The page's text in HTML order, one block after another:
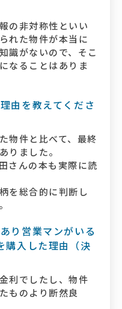
の非対称性といい
れた物件が本当に
識がないので、そこ
なることはありま
由を教えてくださ
物件と比べて、最終
りました。
さんの本も実際に読
を総合的に判断し
り営業マンがいる
購入した理由（決
利でしたし、物件
ものより断然良